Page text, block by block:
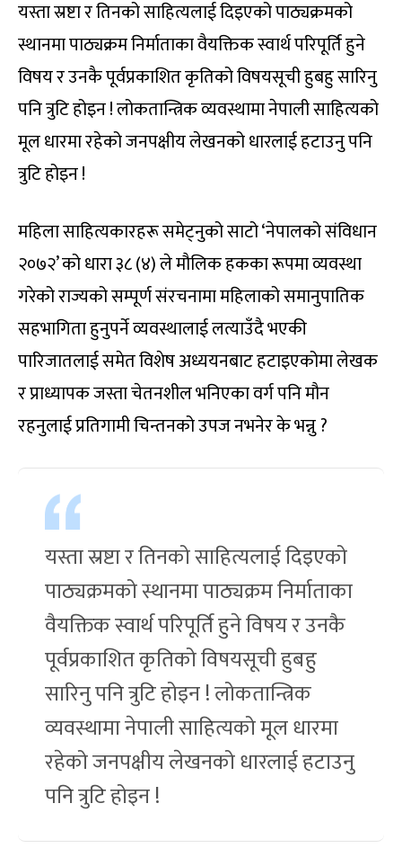
यस्ता स्रष्टा र तिनको साहित्यलाई दिइएको पाठ्यक्रमको
स्थानमा पाठ्यक्रम निर्माताका वैयक्तिक स्वार्थ परिपूर्ति हुने
विषय र उनकै पूर्वप्रकाशित कृतिको विषयसूची हुबहु सारिनु
पनि त्रुटि होइन ! लोकतान्त्रिक व्यवस्थामा नेपाली साहित्यको
मूल धारमा रहेको जनपक्षीय लेखनको धारलाई हटाउनु पनि
त्रुटि होइन !
महिला साहित्यकारहरू समेट्नुको साटो ‘नेपालको संविधान
२०७२’ को धारा ३८ (४) ले मौलिक हकका रूपमा व्यवस्था
गरेको राज्यको सम्पूर्ण संरचनामा महिलाको समानुपातिक
सहभागिता हुनुपर्ने व्यवस्थालाई लत्याउँदै भएकी
पारिजातलाई समेत विशेष अध्ययनबाट हटाइएकोमा लेखक
र प्राध्यापक जस्ता चेतनशील भनिएका वर्ग पनि मौन
रहनुलाई प्रतिगामी चिन्तनको उपज नभनेर के भन्नु ?
यस्ता स्रष्टा र तिनको साहित्यलाई दिइएको
पाठ्यक्रमको स्थानमा पाठ्यक्रम निर्माताका
वैयक्तिक स्वार्थ परिपूर्ति हुने विषय र उनकै
पूर्वप्रकाशित कृतिको विषयसूची हुबहु
सारिनु पनि त्रुटि होइन ! लोकतान्त्रिक
व्यवस्थामा नेपाली साहित्यको मूल धारमा
रहेको जनपक्षीय लेखनको धारलाई हटाउनु
पनि त्रुटि होइन !